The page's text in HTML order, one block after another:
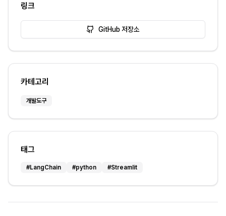
링크
GitHub 저장소
카테고리
개발도구
태그
#LangChain #python #Streamlit